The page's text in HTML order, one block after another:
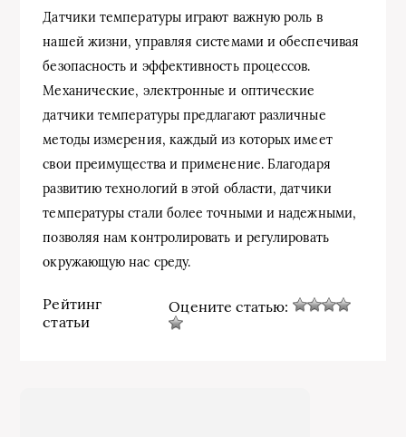
Датчики температуры играют важную роль в
нашей жизни, управляя системами и обеспечивая
безопасность и эффективность процессов.
Механические, электронные и оптические
датчики температуры предлагают различные
методы измерения, каждый из которых имеет
свои преимущества и применение. Благодаря
развитию технологий в этой области, датчики
температуры стали более точными и надежными,
позволяя нам контролировать и регулировать
окружающую нас среду.
Рейтинг
статьи
Оцените статью: